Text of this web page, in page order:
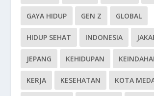
GAYA HIDUP GEN Z GLOBAL
HIDUP SEHAT INDONESIA
JEPANG KEHIDUPAN
KERJA KESEHATAN KOTA